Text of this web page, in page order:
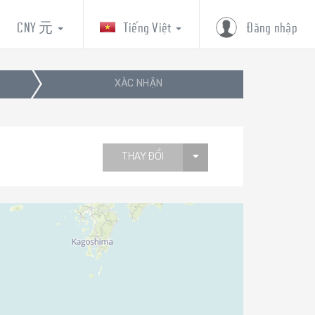
Đăng nhập
Tiếng Việt
CNY 元
XÁC NHẬN
THAY ĐỔI